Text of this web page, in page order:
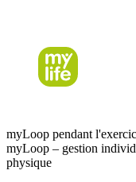
myLoop pendant
myLoop – gestion
physique